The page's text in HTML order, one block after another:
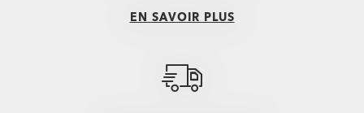
Chemises
Vêtements décontractés et
EN SAVOIR PLUS